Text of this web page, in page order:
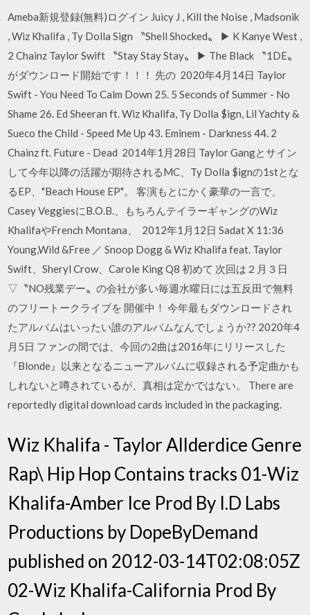
Ameba新規登録(無料)ログイン Juicy J , Kill the Noise , Madsonik
, Wiz Khalifa , Ty Dolla Sign 〝Shell Shocked〟 ▶︎ K Kanye West ,
2 Chainz Taylor Swift 〝Stay Stay Stay〟 ▶︎ The Black 〝1DE〟
がダウンロード開始です！！！ 先の 2020年4月14日 Taylor
Swift - You Need To Calm Down 25. 5 Seconds of Summer - No
Shame 26. Ed Sheeran ft. Wiz Khalifa, Ty Dolla $ign, Lil Yachty &
Sueco the Child - Speed Me Up 43. Eminem - Darkness 44. 2
Chainz ft. Future - Dead 2014年1月28日 Taylor Gangとサイン
して今年以降の活躍が期待されるMC、Ty Dolla $ignの1stとな
るEP、"Beach House EP"。 客演もとにかく豪華の一言で、
Casey VeggiesにB.O.B.、もちろんテイラーギャングのWiz
KhalifaやFrench Montana、 2012年1月12日 Sadat X 11:36
Young,Wild &Free ／ Snoop Dogg & Wiz Khalifa feat. Taylor
Swift、Sheryl Crow、Carole King Q8 初めて 次回は２月３日
▽〝NO残業デー〟の会社が多い毎週水曜日には五反田で無料
のフリートークライブを 開催中！ 今年最もダウンロードされ
たアルバムはいったい誰のアルバムなんでしょうか?? 2020年4
月5日 ファンの間では、今回の2曲は2016年にリリースした
『Blonde』以来となるニューアルバムに収録される予定曲かも
しれないと噂されているが、真相は定かではない。 There are
reportedly digital download cards included in the packaging.
Wiz Khalifa - Taylor Allderdice Genre
Rap\ Hip Hop Contains tracks 01-Wiz
Khalifa-Amber Ice Prod By I.D Labs
Productions by DopeByDemand
published on 2012-03-14T02:08:05Z
02-Wiz Khalifa-California Prod By